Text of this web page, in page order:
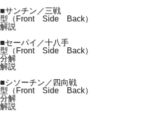
■サンチン／三戦
型（Front Side Back）
解説
■セーパイ／十八手
型（Front Side Back）
分解
解説
■シソーチン／四向戦
型（Front Side Back）
分解
解説